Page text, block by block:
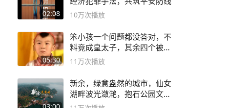
02:08 10万次播放
05:30
笨小孩一个问题都没答对，不
料竟成皇太子，其余四个被处
死
11万次播放
新余，绿意盎然的城市，仙女
湖畔波光潋滟，抱石公园文化
深邃……